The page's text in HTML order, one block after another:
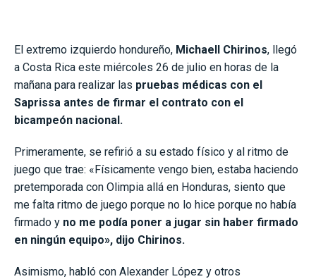
El extremo izquierdo hondureño, Michaell Chirinos, llegó
a Costa Rica este miércoles 26 de julio en horas de la
mañana para realizar las pruebas médicas con el
Saprissa antes de firmar el contrato con el
bicampeón nacional.
Primeramente, se refirió a su estado físico y al ritmo de
juego que trae: «Físicamente vengo bien, estaba haciendo
pretemporada con Olimpia allá en Honduras, siento que
me falta ritmo de juego porque no lo hice porque no había
firmado y no me podía poner a jugar sin haber firmado
en ningún equipo», dijo Chirinos.
Asimismo, habló con Alexander López y otros